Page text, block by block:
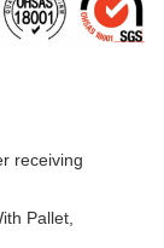
receiving
Pallet,